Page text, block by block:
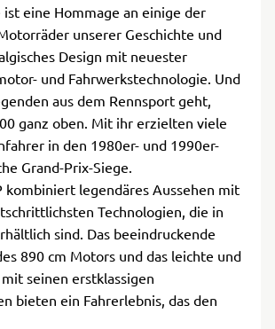
ist eine Hommage an einige der
unserer Geschichte und
Design mit neuester
und Fahrwerkstechnologie. Und
aus dem Rennsport geht,
ganz oben. Mit ihr erzielten viele
in den 1980er- und 1990er-
Grand-Prix-Siege.
kombiniert legendäres Aussehen mit
Technologien, die in
sind. Das beeindruckende
890 cm Motors und das leichte und
seinen erstklassigen
bieten ein Fahrerlebnis, das den